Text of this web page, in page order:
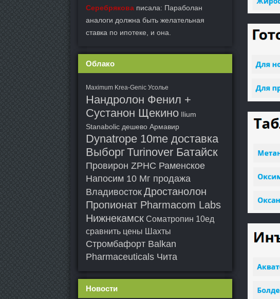
Серебрякова писала: Параболан
аналоги должна быть желательная
ставка по ипотеке, и она.
Облако
Maximum Krea-Genic Усолье
Нандролон Фенил +
Сустанон Щекино Ilium
Stanabolic дешево Армавир
Dynatrope 10me доставка
ВыборгTurinover Батайск
Провирон ZPHC Раменское
Напосим 10 Мг продажа
Владивосток Дростанолон
Пропионат Pharmacom Labs
Нижнекамск Cоматропин 10ед
сравнить цены Шахты
Стромбафорт Balkan
Pharmaceuticals Чита
Новости